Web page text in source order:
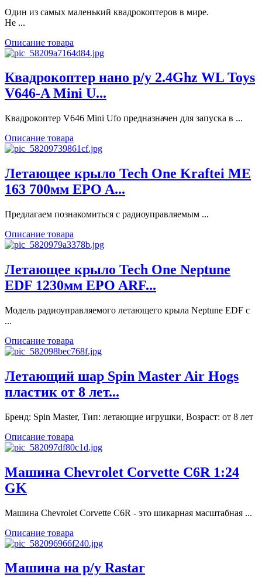
Один из самых маленький квадрокоптеров в мире.
Не ...
Описание товара
Квадрокоптер нано р/у 2.4Ghz WL Toys
V646-A Mini U...
Квадрокоптер V646 Mini Ufo предназначен для запуска в ...
Описание товара
Летающее крыло Tech One Kraftei ME
163 700мм EPO A...
Предлагаем познакомиться с радиоуправляемым ...
Описание товара
Летающее крыло Tech One Neptune
EDF 1230мм EPO ARF...
Модель радиоуправляемого летающего крыла Neptune EDF с
...
Описание товара
Летающий шар Spin Master Air Hogs
пластик от 8 лет...
Бренд: Spin Master, Тип: летающие игрушки, Возраст: от 8 лет
Описание товара
Машина Chevrolet Corvette C6R 1:24
GK
Машина Chevrolet Corvette C6R - это шикарная масштабная ...
Описание товара
Машина на р/у Rastar